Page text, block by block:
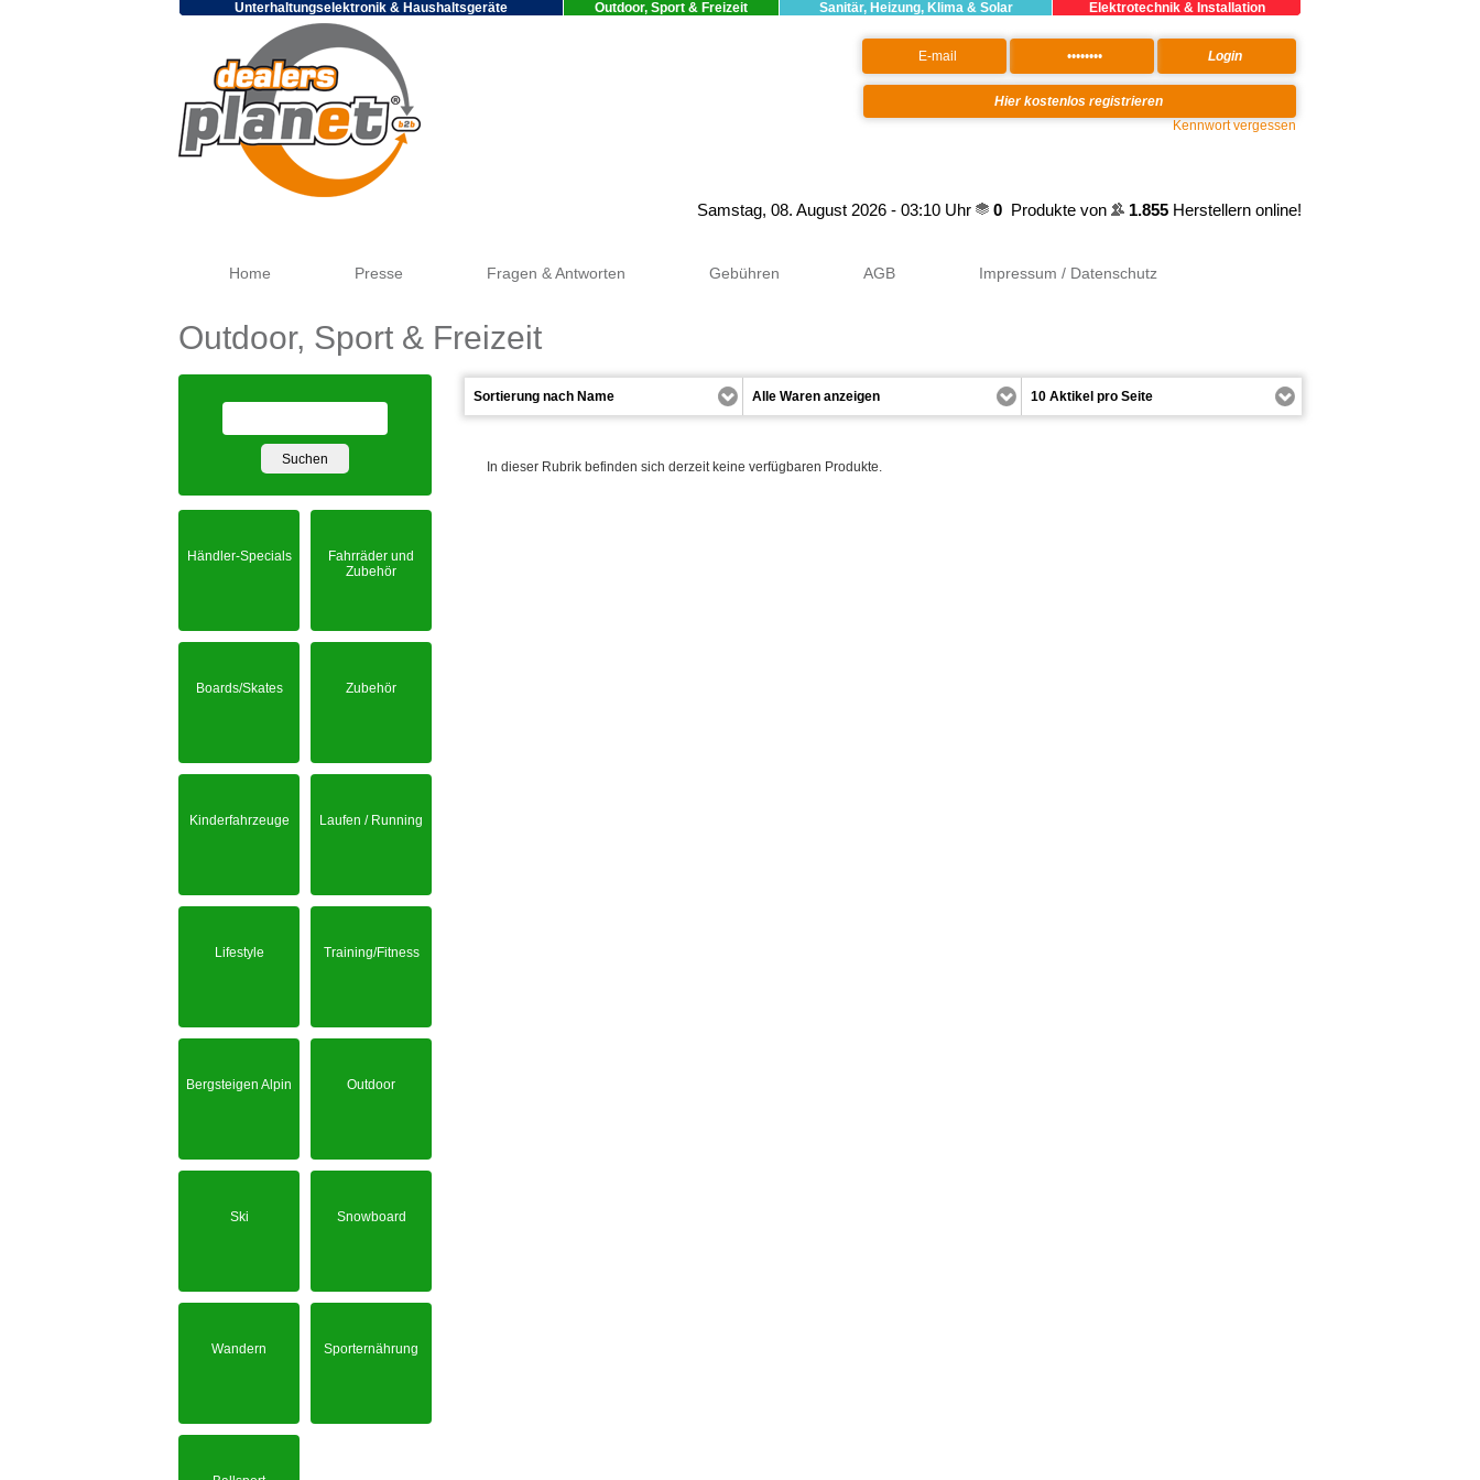
Unterhaltungselektronik & Haushaltsgeräte Outdoor, Sport & Freizeit Sanitär, Heizung, Klima & Solar Elektrotechnik & Installation
Kennwort vergessen
Samstag, 08. August 2026 - 03:10 Uhr 0 Produkte von 1.855 Herstellern online!
Home Presse Fragen & Antworten Gebühren AGB Impressum / Datenschutz
Outdoor, Sport & Freizeit
In dieser Rubrik befinden sich derzeit keine verfügbaren Produkte.
Händler-Specials
Fahrräder und
Zubehör
Boards/Skates Zubehör
Kinderfahrzeuge Laufen / Running
Lifestyle Training/Fitness
Bergsteigen Alpin Outdoor
Ski Snowboard
Wandern Sporternährung